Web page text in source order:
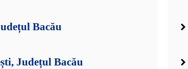
Bacău
Județul Bacău